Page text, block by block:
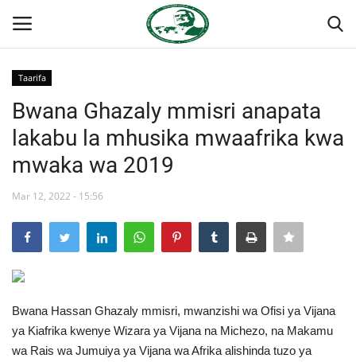
Nyumba
Wasiliana
Misri
Timu yetu
Taarifa
Bwana Ghazaly mmisri anapata
lakabu la mhusika mwaafrika kwa
mwaka wa 2019
Mar 12, 2022 - 15:56
Bwana Hassan Ghazaly mmisri, mwanzishi wa Ofisi ya Vijana
ya Kiafrika kwenye Wizara ya Vijana na Michezo, na Makamu
wa Rais wa Jumuiya ya Vijana wa Afrika alishinda tuzo ya